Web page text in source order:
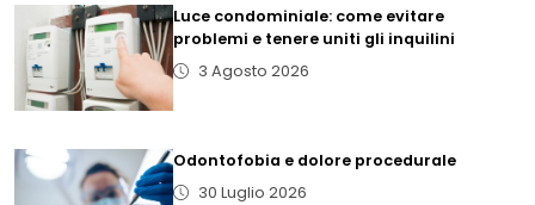
Luce condominiale: come evitare
problemi e tenere uniti gli inquilini
3 Agosto 2026
Odontofobia e dolore procedurale
30 Luglio 2026